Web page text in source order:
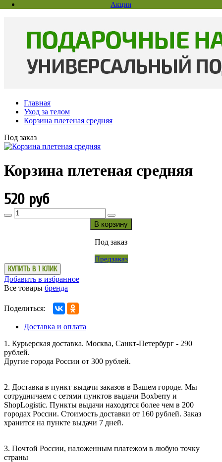
Акции
Главная
Уход за телом
Корзина плетеная средняя
Под заказ
Корзина плетеная средняя
520 руб
В корзину
Под заказ
Предзаказ
КУПИТЬ В 1 КЛИК
Добавить в избранное
Все товары бренда
Поделиться:
Доставка и оплата
1. Курьерская доставка. Москва, Санкт-Петербург - 290
рублей.
Другие города России от 300 рублей.
2. Доставка в пункт выдачи заказов в Вашем городе. Мы
сотрудничаем с сетями пунктов выдачи Boxberry и
ShopLogistic. Пункты выдачи находятся более чем в 200
городах России. Стоимость доставки от 160 рублей. Заказ
хранится на пункте выдачи 7 дней.
3. Почтой России, наложенным платежом в любую точку
страны